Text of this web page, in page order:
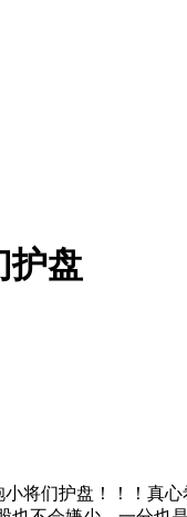
护盘
小将们护盘！！！真